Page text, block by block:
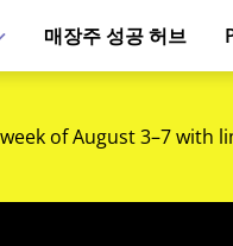
매장주 성공 허브
of August 3–7